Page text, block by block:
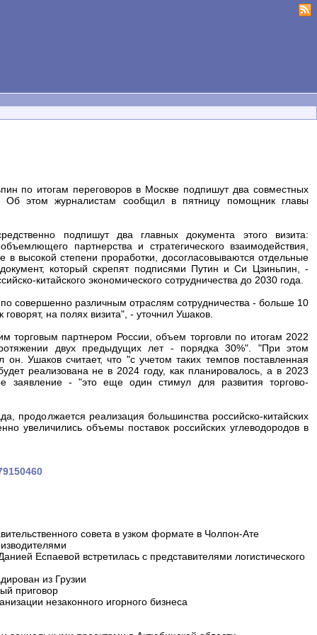
по итогам переговоров в Москве подпишут два совместных
Об этом журналистам сообщил в пятницу помощник главы
подпишут два главных документа этого визита:
партнерства и стратегического взаимодействия,
высокой степени проработки, досогласовываются отдельные
который скрепят подписями Путин и Си Цзиньпин, -
китайского экономического сотрудничества до 2030 года.
совершенно различным отраслям сотрудничества - больше 10
на полях визита", - уточнил Ушаков.
торговым партнером России, объем торговли по итогам 2022
двух предыдущих лет - порядка 30%". "При этом
Ушаков считает, что "с учетом таких темпов поставленная
реализована не в 2024 году, как планировалось, а в 2023
заявление - "это еще один стимул для развития торгово-
продолжается реализация большинства российско-китайских
увеличились объемы поставок российских углеводородов в
совета в узком формате в Чолпон-Ате
Еспаевой встретилась с представителями логистического
из Грузии
приговор
незаконного игорного бизнеса